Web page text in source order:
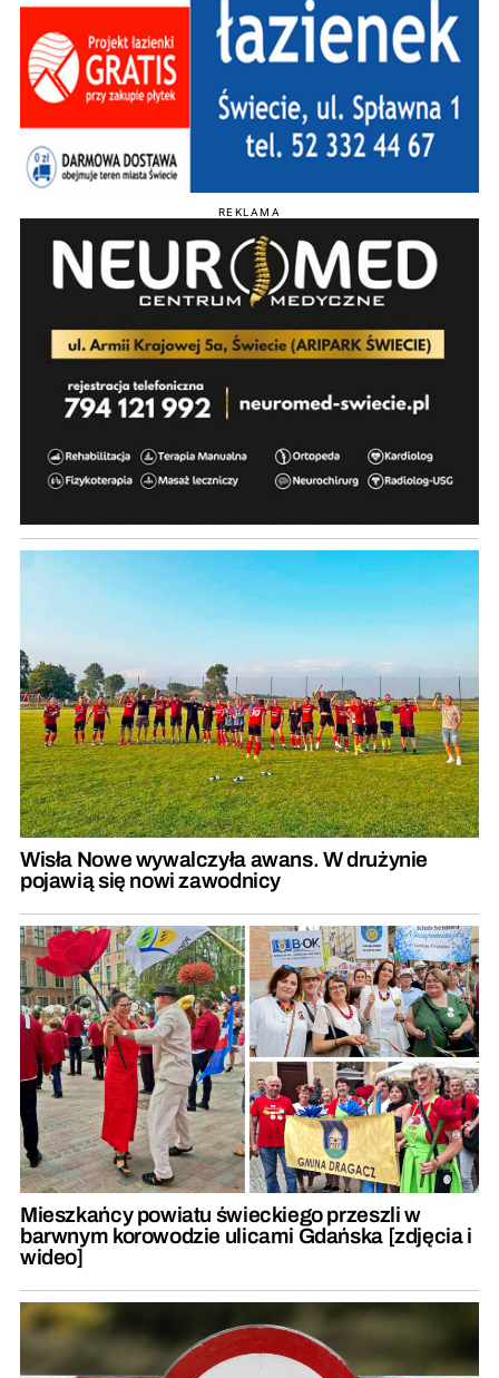
REKLAMA
Wisła Nowe wywalczyła awans. W drużynie
pojawią się nowi zawodnicy
Mieszkańcy powiatu świeckiego przeszli w
barwnym korowodzie ulicami Gdańska [zdjęcia i
wideo]